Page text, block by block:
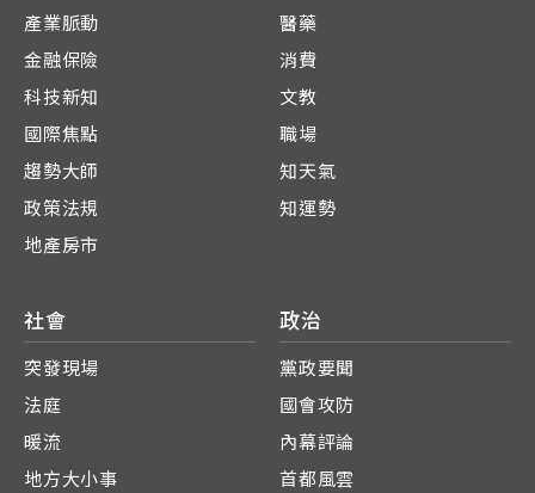
產業脈動
金融保險
科技新知
國際焦點
趨勢大師
政策法規
地產房市
醫藥
消費
文教
職場
知天氣
知運勢
社會
突發現場
法庭
暖流
地方大小事
政治
黨政要聞
國會攻防
內幕評論
首都風雲